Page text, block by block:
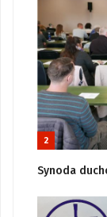
2
Synoda